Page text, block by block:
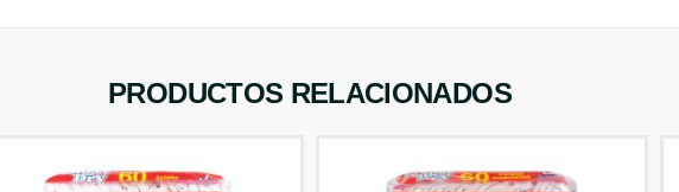
PRODUCTOS RELACIONADOS